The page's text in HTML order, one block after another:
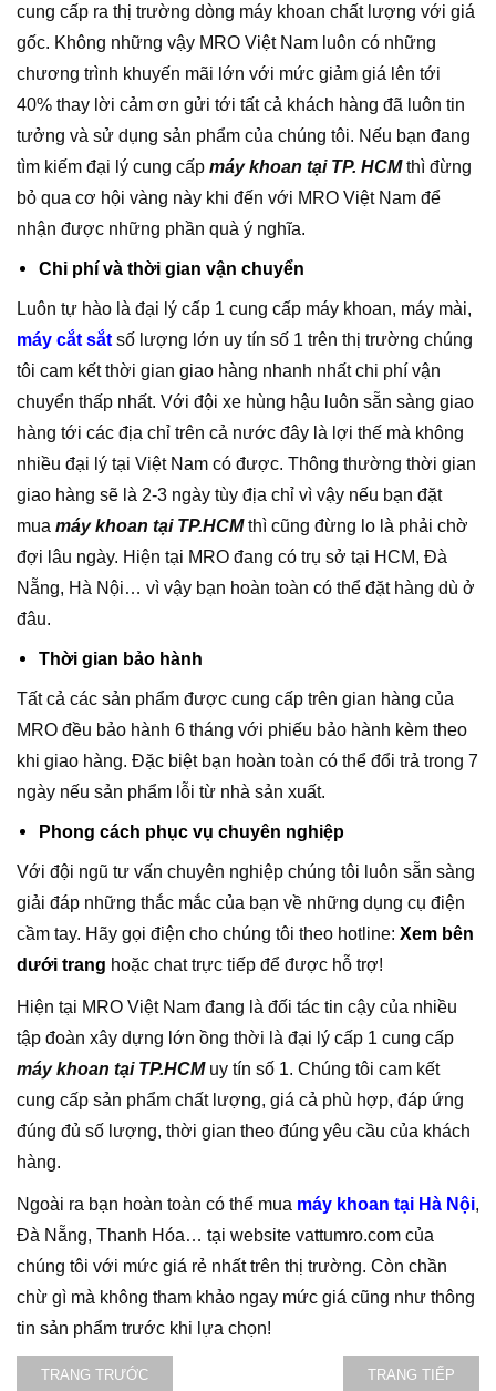
cung cấp ra thị trường dòng máy khoan chất lượng với giá
gốc. Không những vậy MRO Việt Nam luôn có những
chương trình khuyến mãi lớn với mức giảm giá lên tới
40% thay lời cảm ơn gửi tới tất cả khách hàng đã luôn tin
tưởng và sử dụng sản phẩm của chúng tôi. Nếu bạn đang
tìm kiếm đại lý cung cấp máy khoan tại TP. HCMthì đừng
bỏ qua cơ hội vàng này khi đến với MRO Việt Nam để
nhận được những phần quà ý nghĩa.
Chi phí và thời gian vận chuyển
Luôn tự hào là đại lý cấp 1 cung cấp máy khoan, máy mài,
máy cắt sắt số lượng lớn uy tín số 1 trên thị trường chúng
tôi cam kết thời gian giao hàng nhanh nhất chi phí vận
chuyển thấp nhất. Với đội xe hùng hậu luôn sẵn sàng giao
hàng tới các địa chỉ trên cả nước đây là lợi thế mà không
nhiều đại lý tại Việt Nam có được. Thông thường thời gian
giao hàng sẽ là 2-3 ngày tùy địa chỉ vì vậy nếu bạn đặt
mua máy khoan tại TP.HCMthì cũng đừng lo là phải chờ
đợi lâu ngày. Hiện tại MRO đang có trụ sở tại HCM, Đà
Nẵng, Hà Nội… vì vậy bạn hoàn toàn có thể đặt hàng dù ở
đâu.
Thời gian bảo hành
Tất cả các sản phẩm được cung cấp trên gian hàng của
MRO đều bảo hành 6 tháng với phiếu bảo hành kèm theo
khi giao hàng. Đặc biệt bạn hoàn toàn có thể đổi trả trong 7
ngày nếu sản phẩm lỗi từ nhà sản xuất.
Phong cách phục vụ chuyên nghiệp
Với đội ngũ tư vấn chuyên nghiệp chúng tôi luôn sẵn sàng
giải đáp những thắc mắc của bạn về những dụng cụ điện
cầm tay. Hãy gọi điện cho chúng tôi theo hotline: Xem bên
dưới trang hoặc chat trực tiếp để được hỗ trợ!
Hiện tại MRO Việt Nam đang là đối tác tin cậy của nhiều
tập đoàn xây dựng lớn ồng thời là đại lý cấp 1 cung cấp
máy khoan tại TP.HCMuy tín số 1. Chúng tôi cam kết
cung cấp sản phẩm chất lượng, giá cả phù hợp, đáp ứng
đúng đủ số lượng, thời gian theo đúng yêu cầu của khách
hàng.
Ngoài ra bạn hoàn toàn có thể mua máy khoan tại Hà Nội,
Đà Nẵng, Thanh Hóa… tại website vattumro.com của
chúng tôi với mức giá rẻ nhất trên thị trường. Còn chần
chừ gì mà không tham khảo ngay mức giá cũng như thông
tin sản phẩm trước khi lựa chọn!
TRANG TRƯỚC TRANG TIẾP